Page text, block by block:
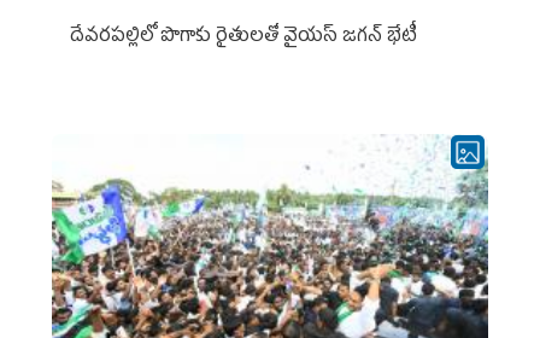
దేవరపల్లిలో పొగాకు రైతులతో వైయస్ జగన్ భేటీ